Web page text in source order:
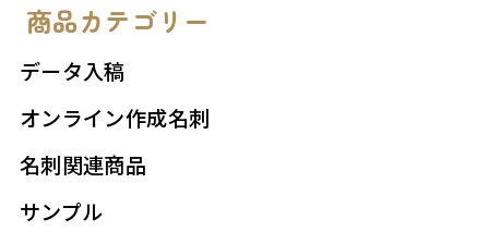
商品カテゴリー
データ入稿
オンライン作成名刺
名刺関連商品
サンプル